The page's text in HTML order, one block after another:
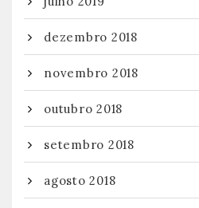
dezembro 2018
novembro 2018
outubro 2018
setembro 2018
agosto 2018